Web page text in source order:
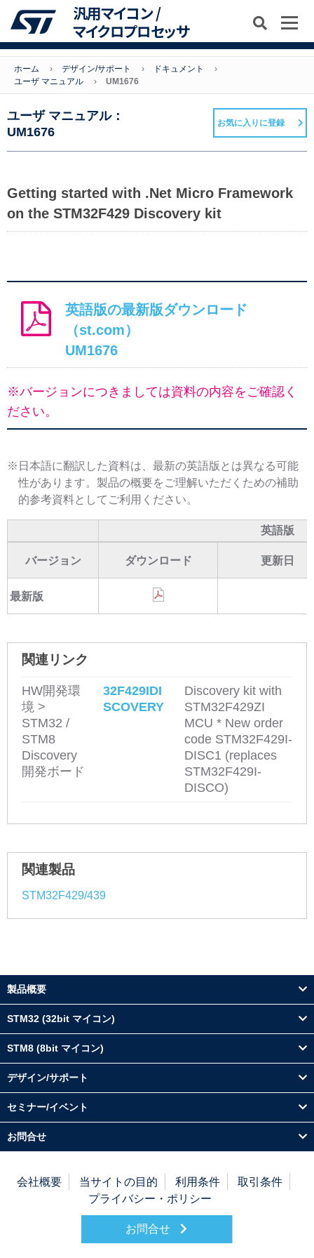
汎用マイコン /
マイクロプロセッサ
ホーム デザイン/サポート
ドキュメント
ユーザ マニュアル
UM1676
ユーザ マニュアル：
UM1676
お気に入りに登録
Getting started with .Net Micro Framework
on the STM32F429 Discovery kit
英語版の最新版ダウンロード
（st.com）
UM1676
※バージョンにつきましては資料の内容をご確認く
ださい。
※日本語に翻訳した資料は、最新の英語版とは異なる可能
性があります。製品の概要をご理解いただくための補助
的参考資料としてご利用ください。
英語版
バージョン ダウンロード 更新日
最新版
関連リンク
HW開発環
境 >
STM32 /
STM8
Discovery
開発ボード
32F429IDI
SCOVERY
Discovery kit with
STM32F429ZI
MCU * New order
code STM32F429I-
DISC1 (replaces
STM32F429I-
DISCO)
関連製品
STM32F429/439
製品概要
STM32 (32bit マイコン)
STM8 (8bit マイコン)
デザイン/サポート
セミナー/イベント
お問合せ
お問合せ
会社概要 当サイトの目的 利用条件
取引条件
プライバシー・ポリシー